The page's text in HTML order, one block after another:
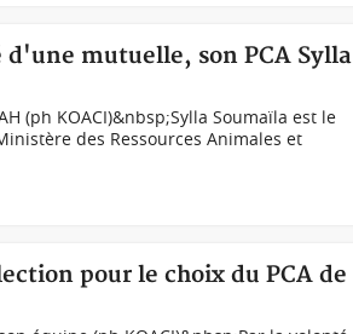
mutuelle, son PCA Sylla
(ph KOACI)&nbsp;Sylla Soumaïla est le
des Ressources Animales et
pour le choix du PCA de